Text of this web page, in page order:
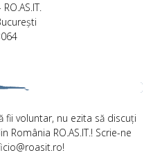
fii voluntar, nu ezita să discuți
RO.AS.IT.! Scrie-ne